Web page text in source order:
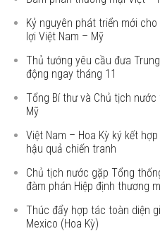
Kỷ nguyên phát triển mới
lợi Việt Nam – Mỹ
Thủ tướng yêu cầu đưa
động ngay tháng 11
Tổng Bí thư và Chủ tịch
Mỹ
Việt Nam – Hoa Kỳ ký kết
hậu quả chiến tranh
Chủ tịch nước gặp Tổng
đàm phán Hiệp định thương
Thúc đẩy hợp tác toàn diện
Mexico (Hoa Kỳ)